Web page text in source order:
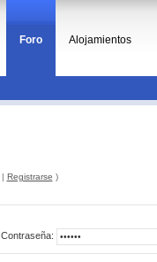
Foro Alojamientos
| Registrarse )
Contraseña: